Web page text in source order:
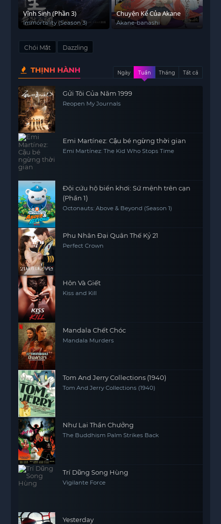
Vĩnh Sinh (Phần 3)
Immortality (Season 3)
Chuyện Kể Của Akane
Akane-banashi
Chói Mắt Dazzling
THỊNH HÀNH Ngày Tuần Tháng Tất cả
Gửi Tôi Của Năm 1999
Reopen My Journals
Emi Martínez: Cậu bé ngừng thời gian
Emi Martínez: The Kid Who Stops Time
Đội cứu hộ biển khơi: Sứ mệnh trên cạn
(Phần 1)
Octonauts: Above & Beyond (Season 1)
Phu Nhân Đại Quân Thế Kỷ 21
Perfect Crown
Hôn Và Giết
Kiss and Kill
Mandala Chết Chóc
Mandala Murders
Tom And Jerry Collections (1940)
Tom And Jerry Collections (1940)
Như Lai Thần Chưởng
The Buddhism Palm Strikes Back
Trí Dũng Song Hùng
Vigilante Force
Yesterday